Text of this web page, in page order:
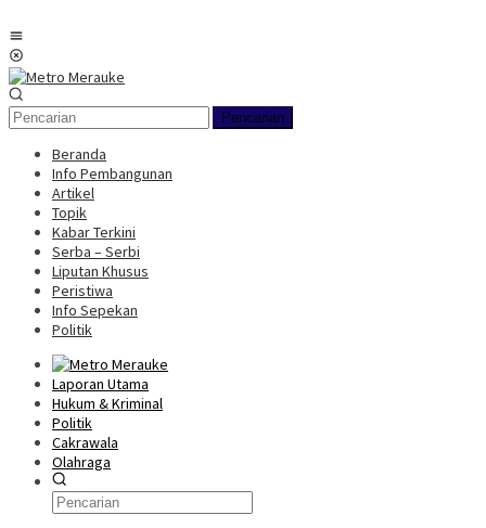
ke
konten
Pencarian
Beranda
Info Pembangunan
Artikel
Topik
Kabar Terkini
Serba – Serbi
Liputan Khusus
Peristiwa
Info Sepekan
Politik
Laporan Utama
Hukum & Kriminal
Politik
Cakrawala
Olahraga